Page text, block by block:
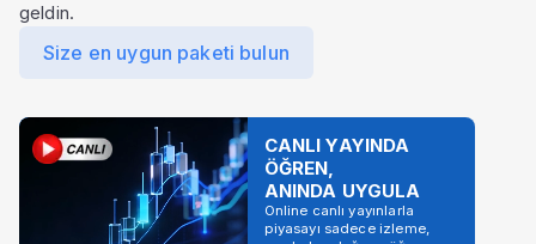
geldin.
Size en uygun paketi bulun
CANLI YAYINDA
ÖĞREN,
ANINDA UYGULA
Online canlı yayınlarla
piyasayı sadece izleme,